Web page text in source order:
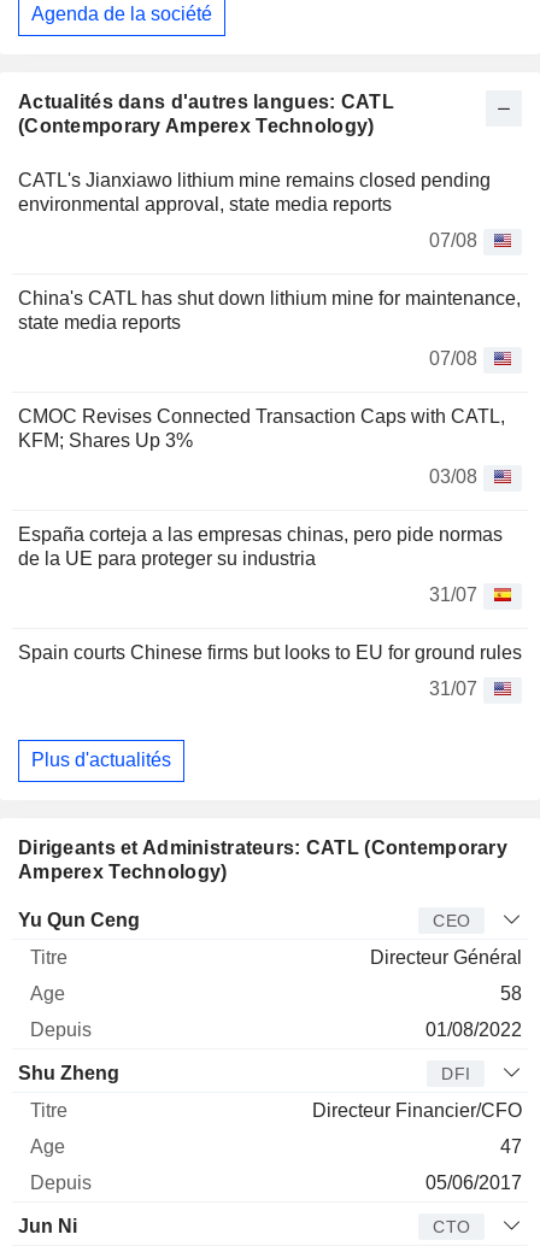
Actualités dans d'autres langues: CATL
(Contemporary Amperex Technology)
CATL's Jianxiawo lithium mine remains closed pending
environmental approval, state media reports
07/08
China's CATL has shut down lithium mine for maintenance,
state media reports
07/08
CMOC Revises Connected Transaction Caps with CATL,
KFM; Shares Up 3%
03/08
España corteja a las empresas chinas, pero pide normas
de la UE para proteger su industria
31/07
Spain courts Chinese firms but looks to EU for ground rules
31/07
Plus d'actualités
Dirigeants et Administrateurs: CATL (Contemporary
Amperex Technology)
Dirigeant Titre
Yu Qun Ceng CEO
Directeur Général
58
01/08/2022
Shu Zheng DFI
Directeur Financier/CFO
47
05/06/2017
Jun Ni CTO
Agenda de la société